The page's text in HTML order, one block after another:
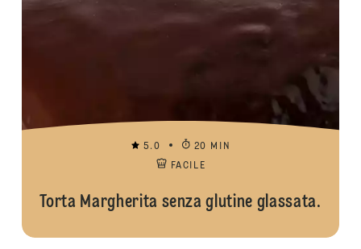
5.0
20 MIN
FACILE
Torta Margherita senza glutine glassata.